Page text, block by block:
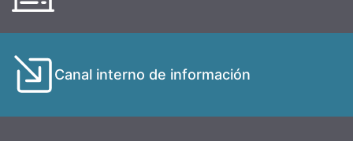
Canal interno de información